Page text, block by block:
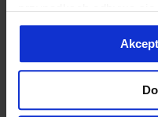
przypadkach odbywa
Niektóre z plików
przez naszych
możesz zapoznać się
wszystkie” wyrażasz
bądź na bieżąco z